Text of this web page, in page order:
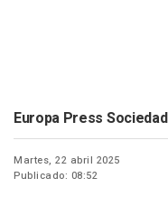
Europa Press Sociedad
Martes, 22 abril 2025
Publicado: 08:52